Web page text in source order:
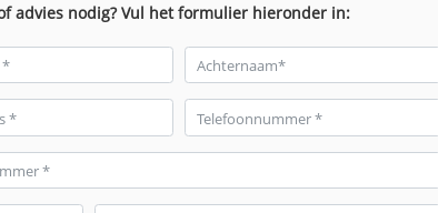
advies nodig? Vul het formulier hieronder in: